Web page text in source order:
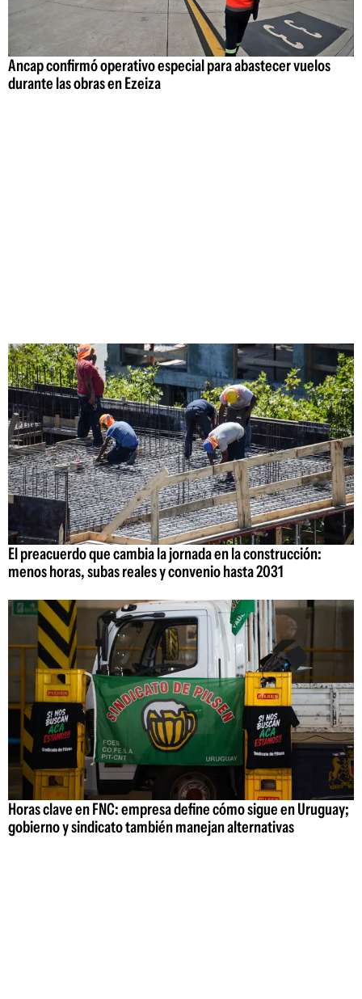
Ancap confirmó operativo especial para abastecer vuelos
durante las obras en Ezeiza
El preacuerdo que cambia la jornada en la construcción:
menos horas, subas reales y convenio hasta 2031
Horas clave en FNC: empresa define cómo sigue en Uruguay;
gobierno y sindicato también manejan alternativas